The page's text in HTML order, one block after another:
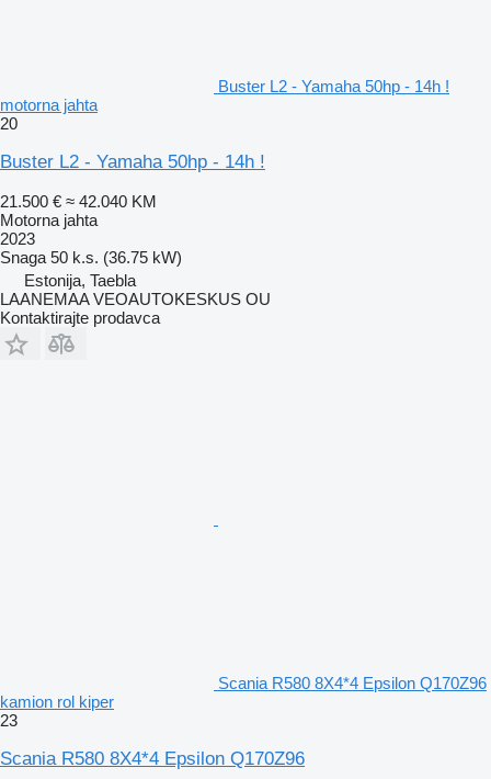
Buster L2 - Yamaha 50hp - 14h !
motorna jahta
20
Buster L2 - Yamaha 50hp - 14h !
21.500 € ≈ 42.040 KM
Motorna jahta
2023
Snaga 50 k.s. (36.75 kW)
Estonija, Taebla
LAANEMAA VEOAUTOKESKUS OU
Kontaktirajte prodavca
Scania R580 8X4*4 Epsilon Q170Z96
kamion rol kiper
23
Scania R580 8X4*4 Epsilon Q170Z96